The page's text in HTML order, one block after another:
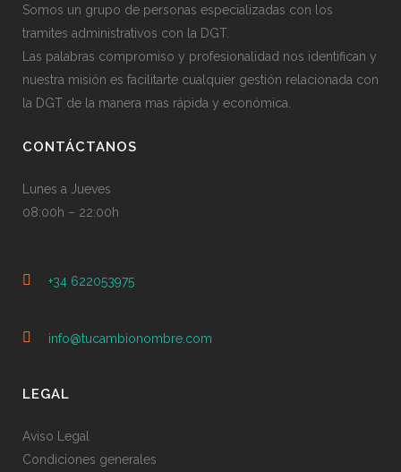
Somos un grupo de personas especializadas con los
tramites administrativos con la DGT.
Las palabras compromiso y profesionalidad nos identifican y
nuestra misión es facilitarte cualquier gestión relacionada con
la DGT de la manera mas rápida y económica.
CONTÁCTANOS
Lunes a Jueves
08:00h – 22:00h
+34 622053975
info@tucambionombre.com
LEGAL
Aviso Legal
Condiciones generales